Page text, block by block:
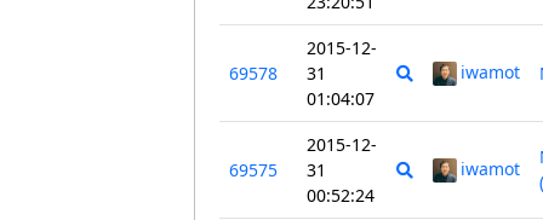
69578
2015-12-
31
01:04:07
iwamot
69575
2015-12-
31
00:52:24
iwamot